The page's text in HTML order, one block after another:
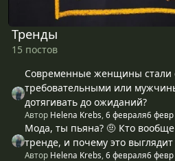
Тренды
15 постов
Современные женщины стали
требовательными или
дотягивать до ожиданий?
Автор Helena Krebs ,6 февраля6 февр
Мода, ты пьяна? 🤨 Кто
тренде, и почему это выглядит
Автор Helena Krebs ,6 февраля6 февр